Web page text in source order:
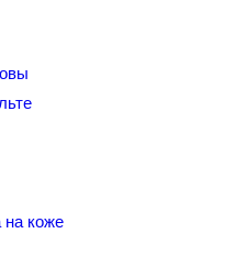
коже